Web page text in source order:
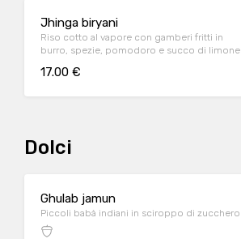
Jhinga biryani
Riso cotto al vapore con gamberi fritti in
burro, spezie, pomodoro e succo di limone
17.00 €
Dolci
Ghulab jamun
Piccoli babà indiani in sciroppo di zucchero